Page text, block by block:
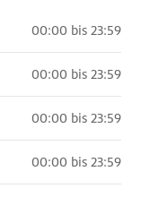
00:00 bis 23:59
00:00 bis 23:59
00:00 bis 23:59
00:00 bis 23:59